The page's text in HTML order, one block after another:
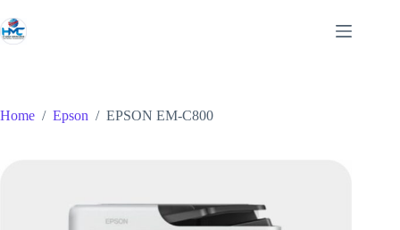
to
content
Home / Epson / EPSON EM-C800